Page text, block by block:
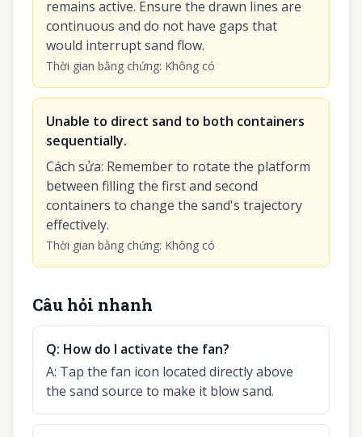
remains active. Ensure the drawn lines are
continuous and do not have gaps that
would interrupt sand flow.
Thời gian bằng chứng: Không có
Unable to direct sand to both containers
sequentially.
Cách sửa: Remember to rotate the platform
between filling the first and second
containers to change the sand's trajectory
effectively.
Thời gian bằng chứng: Không có
Câu hỏi nhanh
Q: How do I activate the fan?
A: Tap the fan icon located directly above
the sand source to make it blow sand.